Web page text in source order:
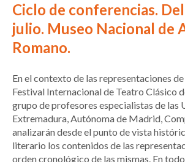
Ciclo de conferencias.
julio. Museo Nacional de
Romano.
En el contexto de las representaciones
Festival Internacional de Teatro Clásico
grupo de profesores especialistas de las
Extremadura, Autónoma de Madrid,
analizarán desde el punto de vista
literario los contenidos de las
orden cronológico de las mismas. En